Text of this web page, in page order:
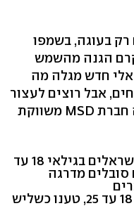
שמים רק בעוגה, בשמפו
הגנה מהשמש
חדש מגלה מה
אבל רוצים לעצור
את מחוגי הזמן. את הסקר ערכה חברת MSD משווקת
הסקר נערך בקרב 1,000 גברים ישראלים בגילאי 18 עד
כי הם סובלים מדרגה
מעל גיל 26. בקרב גברים בגילאי 18 עד 25, טענו כשליש